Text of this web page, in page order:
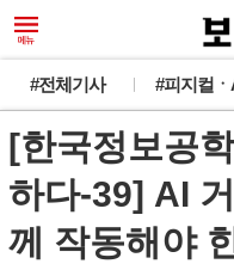
#전체기사 #피지컬ㆍ
[한국정보공
하다-39] AI
께 작동해야